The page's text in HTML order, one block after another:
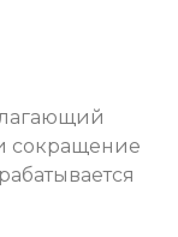
сокращение